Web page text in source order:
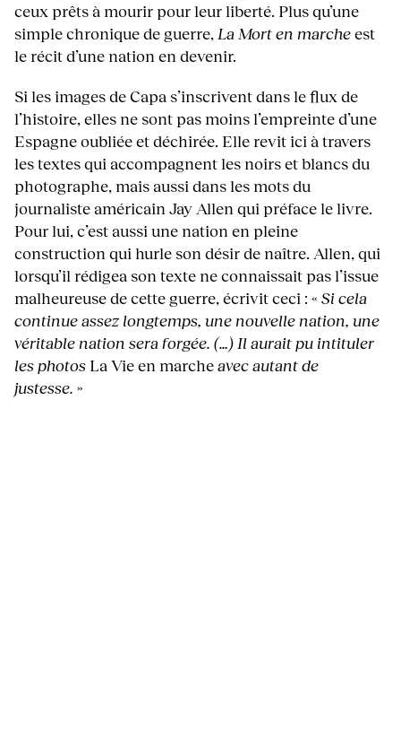
ceux prêts à mourir pour leur liberté. Plus qu’une
simple chronique de guerre, La Mort en marcheest
le récit d’une nation en devenir.
Si les images de Capa s’inscrivent dans le flux de
l’histoire, elles ne sont pas moins l’empreinte d’une
Espagne oubliée et déchirée. Elle revit ici à travers
les textes qui accompagnent les noirs et blancs du
photographe, mais aussi dans les mots du
journaliste américain Jay Allen qui préface le livre.
Pour lui, c’est aussi une nation en pleine
construction qui hurle son désir de naître. Allen, qui
lorsqu’il rédigea son texte ne connaissait pas l’issue
malheureuse de cette guerre, écrivit ceci : « Si cela
continue assez longtemps, une nouvelle nation, une
véritable nation sera forgée. (…) Il aurait pu intituler
les photos La Vie en marcheavec autant de
justesse. »